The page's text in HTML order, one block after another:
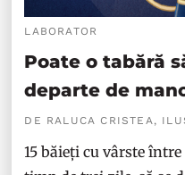
LABORATOR
Poate o tabără
departe de
DE RALUCA CRISTEA,
15 băieți cu vârste